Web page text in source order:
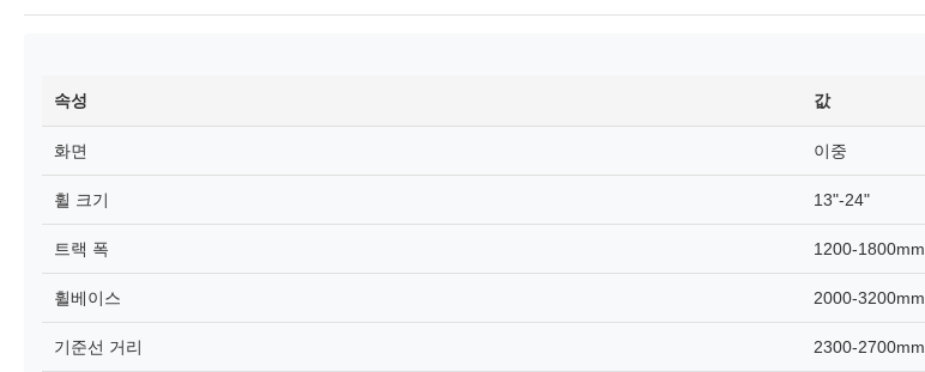
속성 값
화면 이중
휠 크기 13"-24"
트랙 폭 1200-1800mm
휠베이스 2000-3200mm
기준선 거리 2300-2700mm